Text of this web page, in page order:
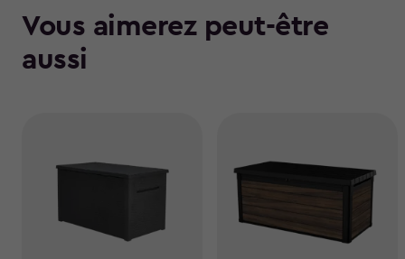
Vous aimerez peut-être
aussi